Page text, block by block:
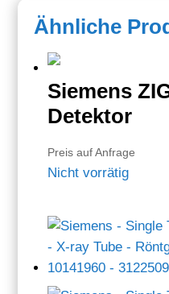
Ähnliche
Siemens
Detektor
Preis auf Anfrage
Nicht vorrätig